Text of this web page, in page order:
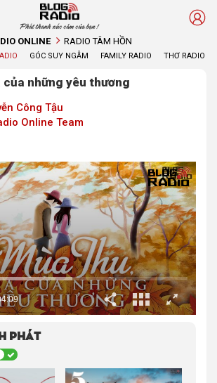
Phát thanh xúc cảm của bạn !
ONLINE RADIO TÂM HỒN
GÓC SUY NGẪM FAMILY RADIO THƠ RADIO
của những yêu thương
Công Tậu
Online Team
phát